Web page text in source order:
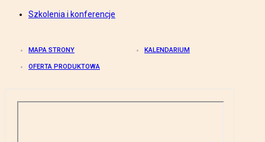
Szkolenia i konferencje
MAPA STRONY KALENDARIUM
OFERTA PRODUKTOWA